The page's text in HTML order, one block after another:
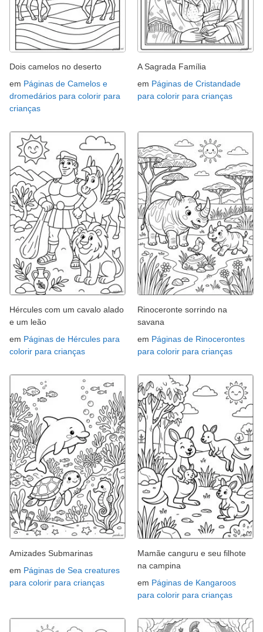
Dois camelos no deserto
em Páginas de Camelos e
dromedários para colorir para
crianças
A Sagrada Família
em Páginas de Cristandade
para colorir para crianças
Hércules com um cavalo alado
e um leão
em Páginas de Hércules para
colorir para crianças
Rinoceronte sorrindo na
savana
em Páginas de Rinocerontes
para colorir para crianças
Amizades Submarinas
em Páginas de Sea creatures
para colorir para crianças
Mamãe canguru e seu filhote
na campina
em Páginas de Kangaroos
para colorir para crianças